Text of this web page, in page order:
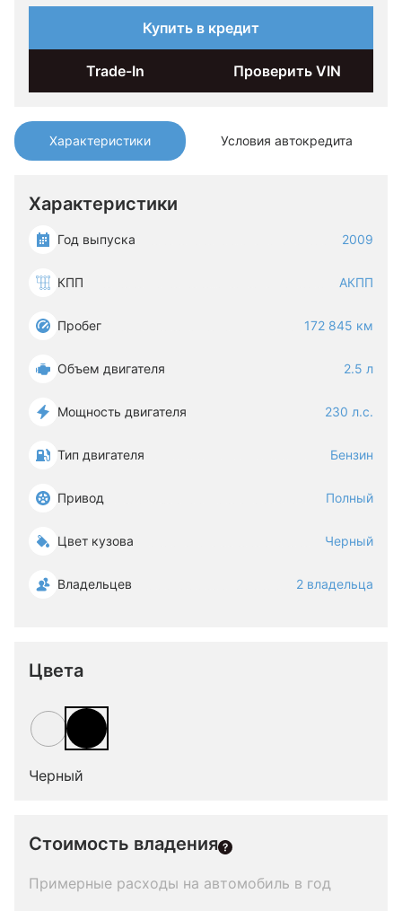
Характеристики Условия автокредита
Характеристики
Год выпуска 2009
КПП АКПП
Пробег 172 845 км
Объем двигателя 2.5 л
Мощность двигателя 230 л.с.
Тип двигателя Бензин
Привод Полный
Цвет кузова Черный
Владельцев 2 владельца
Цвета
Черный
Стоимость владения
Примерные расходы на автомобиль в год
Купить в кредит
Trade-In Проверить VIN